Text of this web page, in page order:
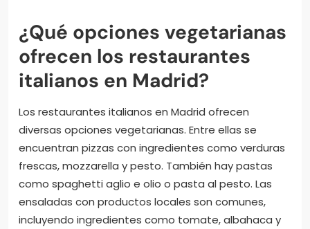
¿Qué opciones vegetarianas
ofrecen los restaurantes
italianos en Madrid?
Los restaurantes italianos en Madrid ofrecen
diversas opciones vegetarianas. Entre ellas se
encuentran pizzas con ingredientes como verduras
frescas, mozzarella y pesto. También hay pastas
como spaghetti aglio e olio o pasta al pesto. Las
ensaladas con productos locales son comunes,
incluyendo ingredientes como tomate, albahaca y